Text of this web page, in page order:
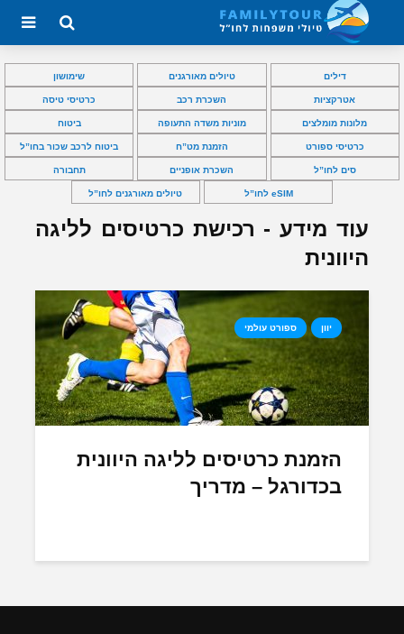
דילים טיולים מאורגנים שימושון
אטרקציות השכרת רכב כרטיסי טיסה
מלונות מומלצים מוניות משדה התעופה ביטוח
כרטיסי ספורט הזמנת מט”ח ביטוח לרכב שכור בחו”ל
סים לחו”ל השכרת אופניים תחבורה
eSIM לחו”ל טיולים מאורגנים לחו”ל
עוד מידע - רכישת כרטיסים לליגה
היוונית
יוון ספורט עולמי
הזמנת כרטיסים לליגה היוונית
בכדורגל – מדריך